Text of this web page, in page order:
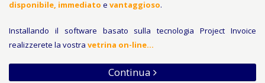
disponibile, immediato e vantaggioso.
Installando il software basato sulla tecnologia Project Invoice
realizzerete la vostra vetrina on-line…
Continua